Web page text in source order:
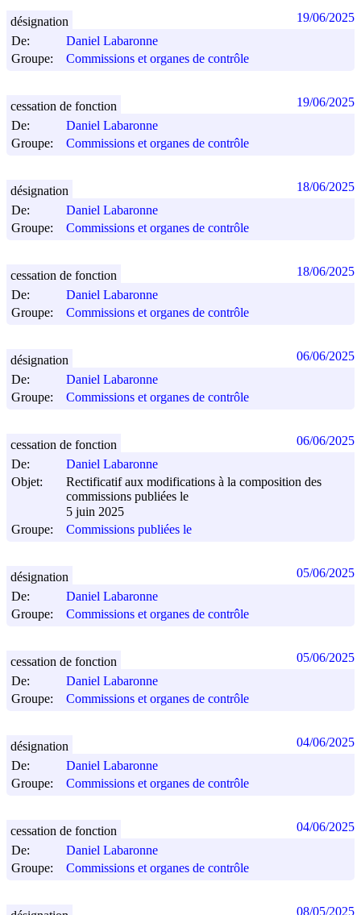
De:
Daniel Labaronne
Groupe:
Commissions et organes de contrôle
désignation 19/06/2025
De:
Daniel Labaronne
Groupe:
Commissions et organes de contrôle
cessation de fonction 19/06/2025
De:
Daniel Labaronne
Groupe:
Commissions et organes de contrôle
désignation 18/06/2025
De:
Daniel Labaronne
Groupe:
Commissions et organes de contrôle
cessation de fonction 18/06/2025
De:
Daniel Labaronne
Groupe:
Commissions et organes de contrôle
désignation 06/06/2025
De:
Daniel Labaronne
Objet:
Rectificatif aux modifications à la composition des
commissions publiées le
5 juin 2025
Groupe:
Commissions publiées le
cessation de fonction 06/06/2025
De:
Daniel Labaronne
Groupe:
Commissions et organes de contrôle
désignation 05/06/2025
De:
Daniel Labaronne
Groupe:
Commissions et organes de contrôle
cessation de fonction 05/06/2025
De:
Daniel Labaronne
Groupe:
Commissions et organes de contrôle
désignation 04/06/2025
De:
Daniel Labaronne
Groupe:
Commissions et organes de contrôle
cessation de fonction 04/06/2025
08/05/2025